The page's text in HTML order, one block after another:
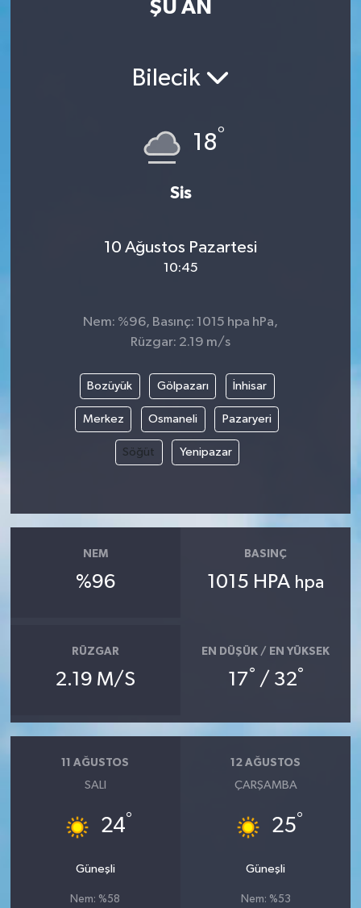
ŞU AN
Bilecik
18°
Sis
10 Ağustos Pazartesi
10:45
Nem: %96, Basınç: 1015 hpa hPa,
Rüzgar: 2.19 m/s
Bozüyük Gölpazarı İnhisar
Merkez Osmaneli Pazaryeri
Söğüt Yenipazar
NEM
%96
BASINÇ
1015 HPA hpa
RÜZGAR
2.19 M/S
EN DÜŞÜK / EN YÜKSEK
17° / 32°
11 AĞUSTOS
SALI
24°
Güneşli
Nem: %58
12 AĞUSTOS
ÇARŞAMBA
25°
Güneşli
Nem: %53
RÖPORTAJLAR